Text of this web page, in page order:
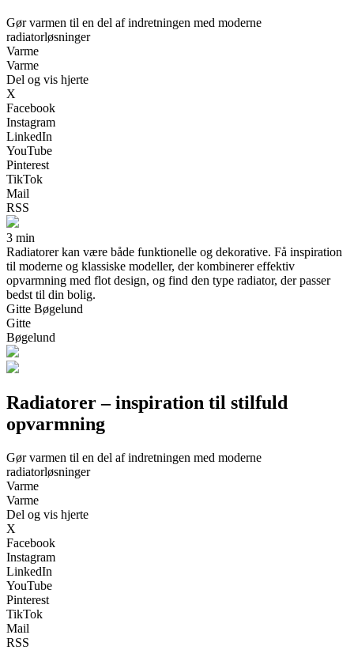
Gør varmen til en del af indretningen med moderne
radiatorløsninger
Varme
Varme
Del og vis hjerte
X
Facebook
Instagram
LinkedIn
YouTube
Pinterest
TikTok
Mail
RSS
3 min
Radiatorer kan være både funktionelle og dekorative. Få inspiration
til moderne og klassiske modeller, der kombinerer effektiv
opvarmning med flot design, og find den type radiator, der passer
bedst til din bolig.
Gitte Bøgelund
Gitte
Bøgelund
Radiatorer – inspiration til stilfuld
opvarmning
Gør varmen til en del af indretningen med moderne
radiatorløsninger
Varme
Varme
Del og vis hjerte
X
Facebook
Instagram
LinkedIn
YouTube
Pinterest
TikTok
Mail
RSS